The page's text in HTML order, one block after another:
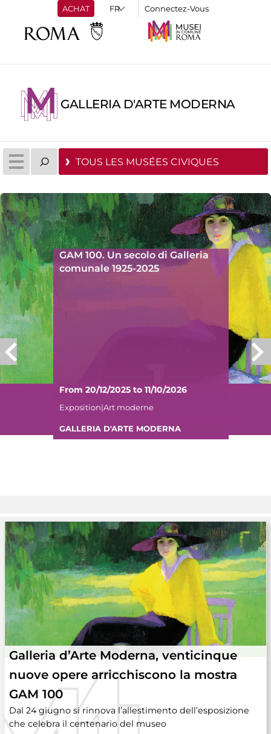
ACHAT Connectez-Vous
GALLERIA D'ARTE MODERNA
TOUS LES MUSÉES CIVIQUES
GAM 100. Un secolo di Galleria
comunale 1925-2025
From 20/12/2025 to 11/10/2026
Exposition|Art moderne
GALLERIA D'ARTE MODERNA
Galleria d’Arte Moderna, venticinque
nuove opere arricchiscono la mostra
GAM 100
Dal 24 giugno si rinnova l’allestimento dell’esposizione
che celebra il centenario del museo